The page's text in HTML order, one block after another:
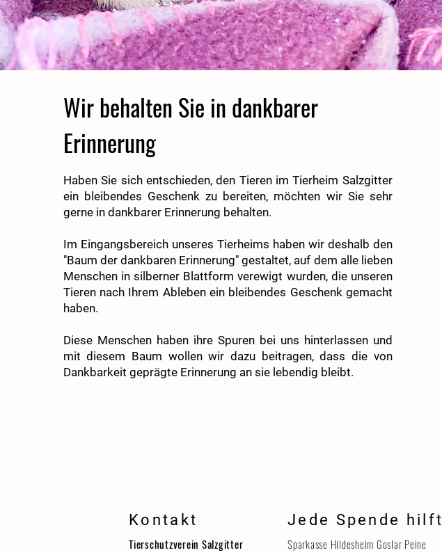
Wir behalten Sie in dankbarer
Erinnerung
Haben Sie sich entschieden, den Tieren im Tierheim Salzgitter
ein bleibendes Geschenk zu bereiten, möchten wir Sie sehr
gerne in dankbarer Erinnerung behalten.
Im Eingangsbereich unseres Tierheims haben wir deshalb den
"Baum der dankbaren Erinnerung" gestaltet, auf dem alle lieben
Menschen in silberner Blattform verewigt wurden, die unseren
Tieren nach Ihrem Ableben ein bleibendes Geschenk gemacht
haben.
Diese Menschen haben ihre Spuren bei uns hinterlassen und
mit diesem Baum wollen wir dazu beitragen, dass die von
Dankbarkeit geprägte Erinnerung an sie lebendig bleibt.
Kontakt
Tierschutzverein Salzgitter
Jede Spende hilft
Sparkasse Hildesheim Goslar Peine